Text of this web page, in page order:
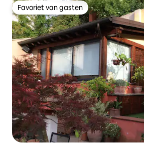
Favoriet van gasten
Favoriet van gasten